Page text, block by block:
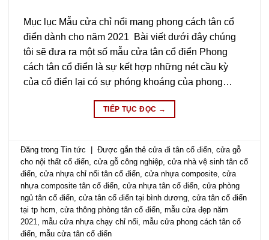
Mục lục Mẫu cửa chỉ nổi mang phong cách tân cổ
điển dành cho năm 2021 Bài viết dưới đây chúng
tôi sẽ đưa ra một số mẫu cửa tân cổ điển Phong
cách tân cổ điển là sự kết hợp những nét cầu kỳ
của cổ điển lại có sự phóng khoáng của phong…
TIẾP TỤC ĐỌC →
Đăng trongTin tức Được gắn thẻcửa đi tân cổ điển,cửa gỗ
cho nội thất cổ điển,cửa gỗ công nghiệp,cửa nhà vệ sinh tân cổ
điển,cửa nhựa chỉ nổi tân cổ điển,cửa nhựa composite,cửa
nhựa composite tân cổ điển,cửa nhựa tân cổ điển,cửa phòng
ngủ tân cổ điển,cửa tân cổ điển tại bình dương,cửa tân cổ điển
tại tp hcm,cửa thông phòng tân cổ điển,mẫu cửa đẹp năm
2021,mẫu cửa nhựa chạy chỉ nổi,mẫu cửa phong cách tân cổ
điển,mẫu cửa tân cổ điển